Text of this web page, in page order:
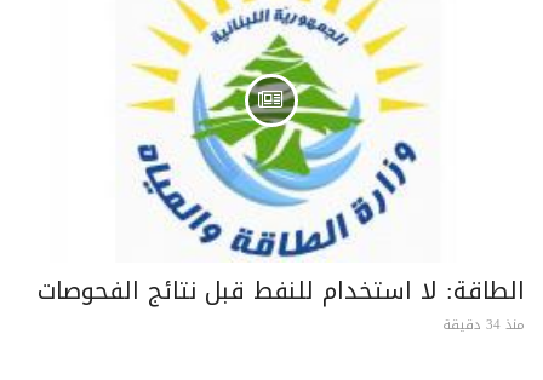
الطاقة: لا استخدام للنفط قبل نتائج الفحوصات
منذ 34 دقيقة